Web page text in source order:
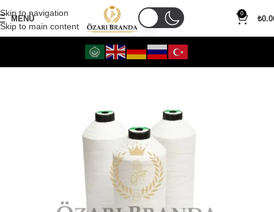
Skip to navigation
Skip to main content
MENÜ
0
₺